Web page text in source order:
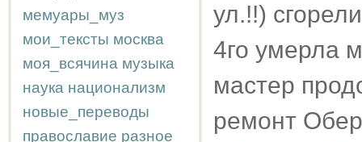
мемуары_муз
мои_тексты москва
моя_всячина музыка
наука национализм
новые_переводы
православие разное
ул.!!)
4го умерла
мастер
ремонт